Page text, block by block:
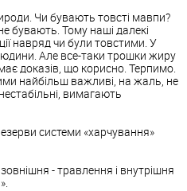
Чи бувають товсті мавпи?
бувають. Тому наші далекі
навряд чи були товстими. У
Але все-таки трошки жиру
доказів, що корисно. Терпимо.
найбільш важливі, на жаль, не
вимагають
системи «харчування»
- травлення і внутрішня